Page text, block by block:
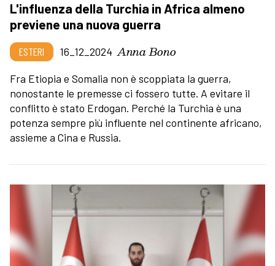
L'influenza della Turchia in Africa almeno
previene una nuova guerra
ESTERI 16_12_2024 Anna Bono
Fra Etiopia e Somalia non è scoppiata la guerra,
nonostante le premesse ci fossero tutte. A evitare il
conflitto è stato Erdogan. Perché la Turchia è una
potenza sempre più influente nel continente africano,
assieme a Cina e Russia.